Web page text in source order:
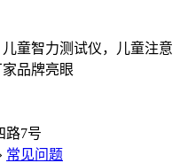
童智力测试仪，儿童注意
品牌亮眼
路7号
常见问题